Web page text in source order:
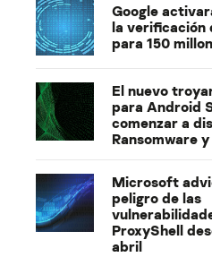
Google
la verificación
para 150
El nuevo
para Android
comenzar a
Ransomware
Microsoft
peligro de las
ProxyShell
abril